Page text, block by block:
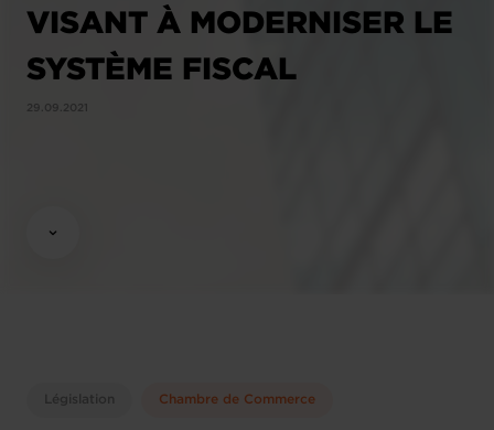
VISANT À MODERNISER LE
SYSTÈME FISCAL
29.09.2021
Législation Chambre de Commerce